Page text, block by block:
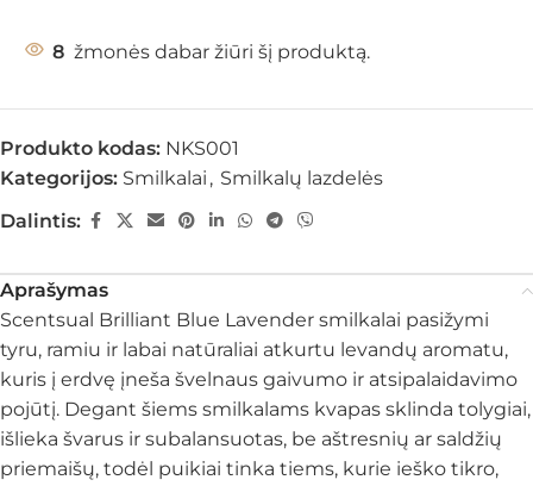
8 žmonės dabar žiūri šį produktą.
Produkto kodas: NKS001
Kategorijos: Smilkalai , Smilkalų lazdelės
Dalintis:
Aprašymas
Scentsual Brilliant Blue Lavender smilkalai pasižymi
tyru, ramiu ir labai natūraliai atkurtu levandų aromatu,
kuris į erdvę įneša švelnaus gaivumo ir atsipalaidavimo
pojūtį. Degant šiems smilkalams kvapas sklinda tolygiai,
išlieka švarus ir subalansuotas, be aštresnių ar saldžių
priemaišų, todėl puikiai tinka tiems, kurie ieško tikro,